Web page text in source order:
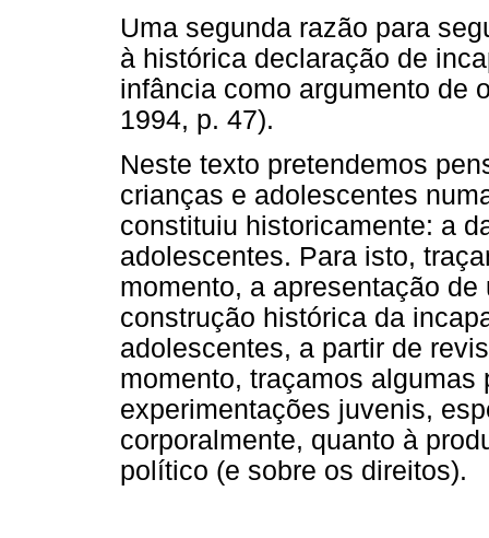
Uma segunda razão para
à histórica declaração de
infância como argumento de
1994, p. 47).
Neste texto pretendemos
crianças e adolescentes
constituiu historicamente: a
adolescentes. Para isto,
momento, a apresentação
construção histórica da
adolescentes, a partir de
momento, traçamos algumas
experimentações juvenis,
corporalmente, quanto à
político (e sobre os direitos).